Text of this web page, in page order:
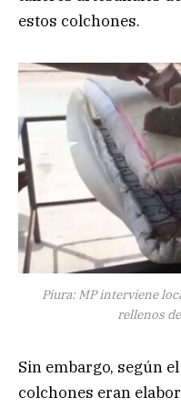
estos colchones.
Piura: MP interviene
rellenos
Sin embargo, según
colchones eran